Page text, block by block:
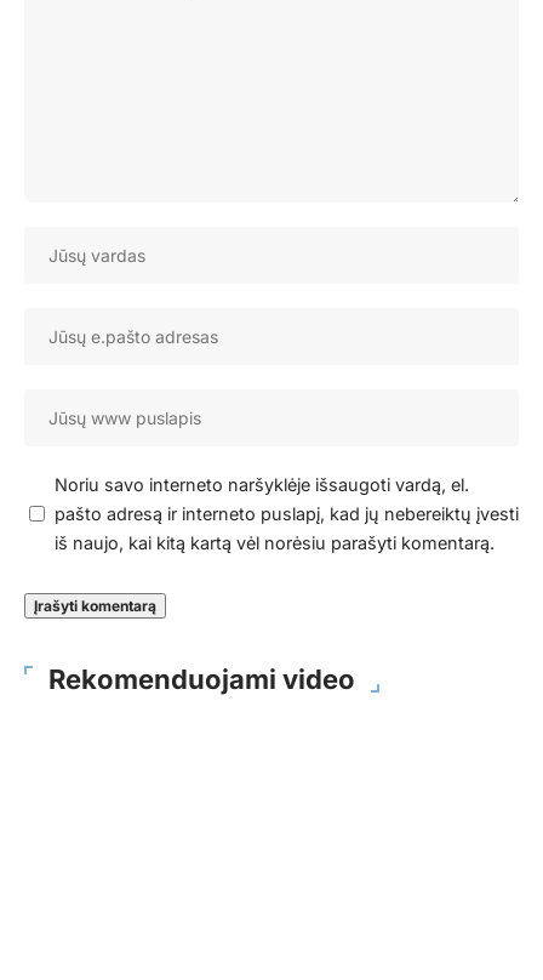
Noriu savo interneto naršyklėje išsaugoti vardą, el.
pašto adresą ir interneto puslapį, kad jų nebereiktų įvesti
iš naujo, kai kitą kartą vėl norėsiu parašyti komentarą.
Rekomenduojami video